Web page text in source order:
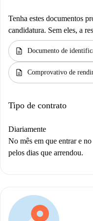
Tenha estes documentos
candidatura. Sem eles, a
description Documento de
description Comprovativo de
Tipo de contrato
Diariamente
No mês em que entrar e
pelos dias que arrendou.